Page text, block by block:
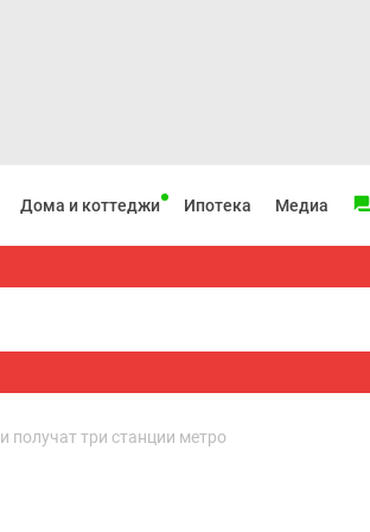
Дома и коттеджи Ипотека Медиа
три станции метро